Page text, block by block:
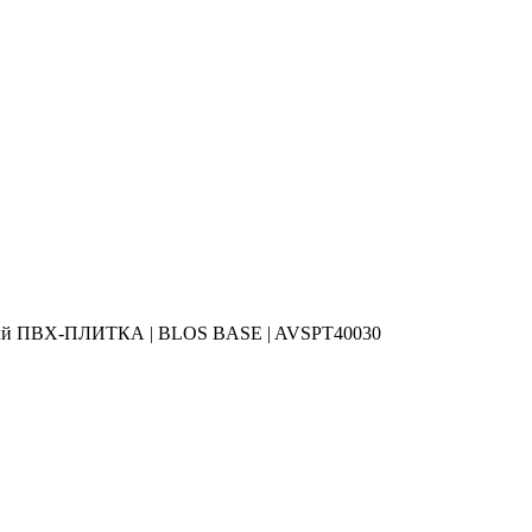
ПВХ-ПЛИТКА | BLOS BASE | AVSPT40030